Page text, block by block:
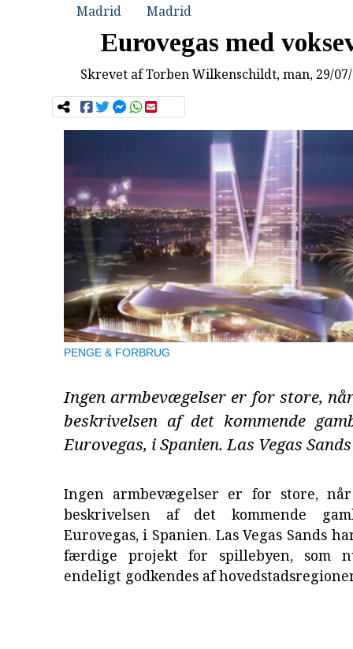
Madrid Madrid
Eurovegas med
Skrevet afTorben Wilkenschildt, man, 29/
PENGE & FORBRUG
Ingen armbevægelser er for store,
beskrivelsen af det kommende
Eurovegas, i Spanien. Las Vegas
Ingen armbevægelser er for store,
beskrivelsen af det kommende
Eurovegas, i Spanien. Las Vegas Sands
færdige projekt for spillebyen, som
endeligt godkendes af